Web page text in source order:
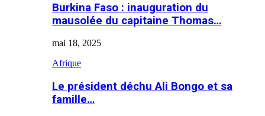
Burkina Faso : inauguration du
mausolée du capitaine Thomas…
mai 18, 2025
Afrique
Le président déchu Ali Bongo et sa
famille…